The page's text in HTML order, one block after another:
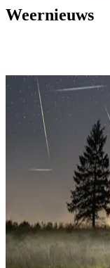
Weernieuws